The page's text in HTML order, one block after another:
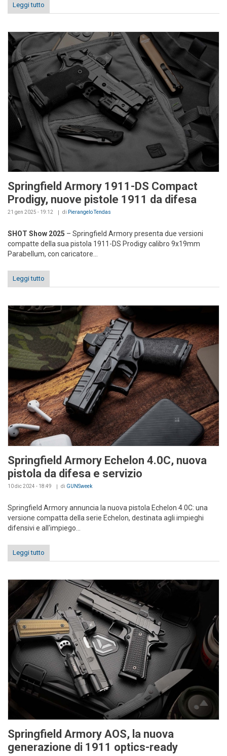
Leggi tutto
Springfield Armory 1911-DS Compact
Prodigy, nuove pistole 1911 da difesa
21 gen 2025 - 19:12 di Pierangelo Tendas
SHOT Show 2025 – Springfield Armory presenta due versioni
compatte della sua pistola 1911-DS Prodigy calibro 9x19mm
Parabellum, con caricatore...
Leggi tutto
Springfield Armory Echelon 4.0C, nuova
pistola da difesa e servizio
10 dic 2024 - 18:49 di GUNSweek
Springfield Armory annuncia la nuova pistola Echelon 4.0C: una
versione compatta della serie Echelon, destinata agli impieghi
difensivi e all'impiego...
Leggi tutto
Springfield Armory AOS, la nuova
generazione di 1911 optics-ready